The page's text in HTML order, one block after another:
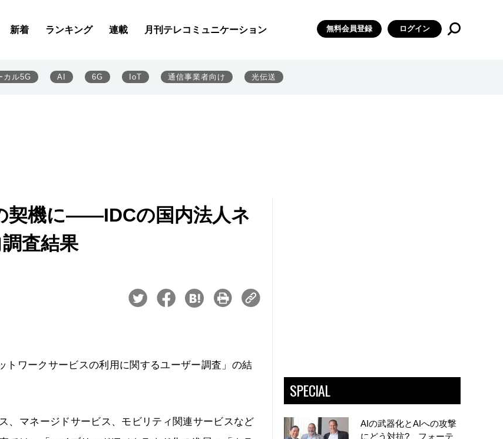
新着 ランキング 連載 月刊テレコミュニケーション 無料会員登録 ログイン
カル5G AI 6G IoT 通信事業者向け 光伝送
契機に――IDCの国内法人ネ
査結果
ワークサービスの利用に関するユーザー調査」の結
、マネージドサービス、モビリティ関連サービスなど
SPECIAL
AIの武器化とAIへの攻撃
にどう対抗? フォーテ